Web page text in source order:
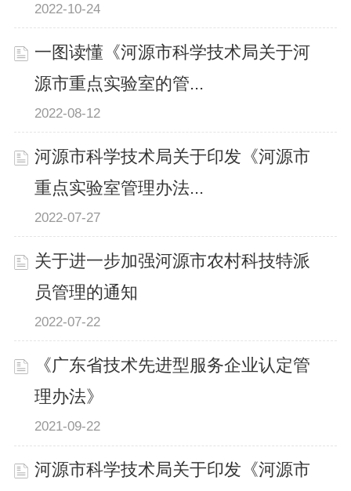
2022-10-24
一图读懂《河源市科学技术局关于河
源市重点实验室的管...
2022-08-12
河源市科学技术局关于印发《河源市
重点实验室管理办法...
2022-07-27
关于进一步加强河源市农村科技特派
员管理的通知
2022-07-22
《广东省技术先进型服务企业认定管
理办法》
2021-09-22
河源市科学技术局关于印发《河源市